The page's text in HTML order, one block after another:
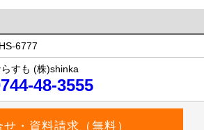
6777
らすも (株)shinka
48-3555